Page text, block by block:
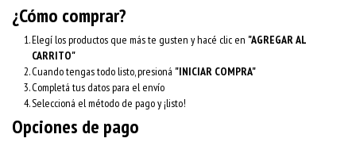
¿Cómo comprar?
Elegí los productos que más te gusten y hacé clic en "AGREGAR AL
CARRITO"
Cuando tengas todo listo, presioná "INICIAR COMPRA"
Completá tus datos para el envío
Seleccioná el método de pago y ¡listo!
Opciones de pago